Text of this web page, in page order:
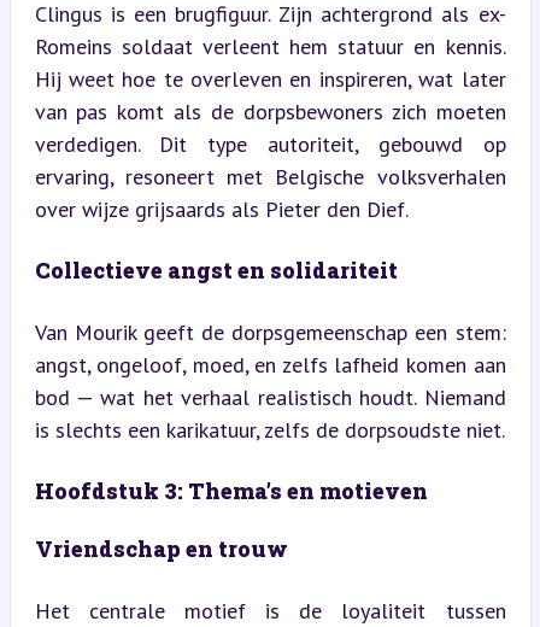
Clingus is een brugfiguur. Zijn achtergrond als ex-
Romeins soldaat verleent hem statuur en kennis.
Hij weet hoe te overleven en inspireren, wat later
van pas komt als de dorpsbewoners zich moeten
verdedigen. Dit type autoriteit, gebouwd op
ervaring, resoneert met Belgische volksverhalen
over wijze grijsaards als Pieter den Dief.
Collectieve angst en solidariteit
Van Mourik geeft de dorpsgemeenschap een stem:
angst, ongeloof, moed, en zelfs lafheid komen aan
bod — wat het verhaal realistisch houdt. Niemand
is slechts een karikatuur, zelfs de dorpsoudste niet.
Hoofdstuk 3: Thema’s en motieven
Vriendschap en trouw
Het centrale motief is de loyaliteit tussen